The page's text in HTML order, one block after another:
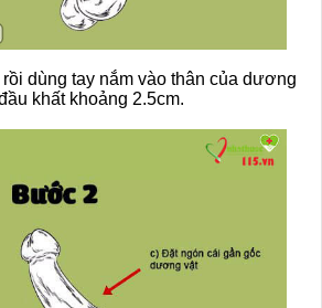
dùng tay nắm vào thân của dương
khất khoảng 2.5cm.